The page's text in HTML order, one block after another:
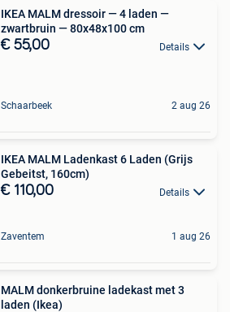
IKEA MALM dressoir — 4 laden —
zwartbruin — 80x48x100 cm
€ 55,00 Details
Schaarbeek 2 aug 26
IKEA MALM Ladenkast 6 Laden (Grijs
Gebeitst, 160cm)
€ 110,00 Details
Zaventem 1 aug 26
MALM donkerbruine ladekast met 3
laden (Ikea)